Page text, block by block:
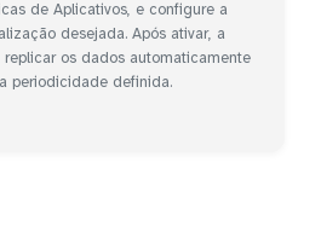
de Aplicativos, e configure a
desejada. Após ativar, a
os dados automaticamente
periodicidade definida.